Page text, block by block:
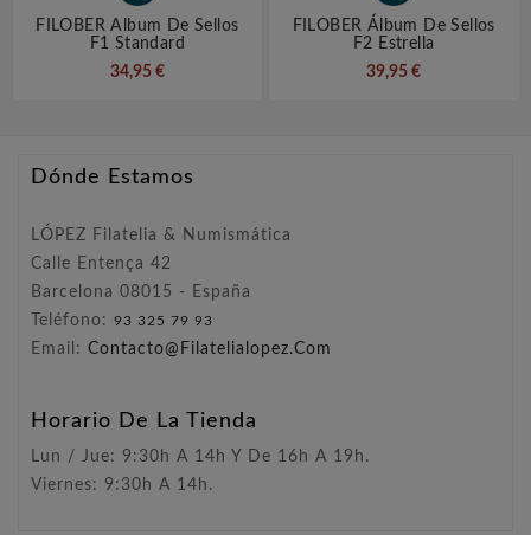
FILOBER Album De Sellos
F1 Standard
34,95 €
FILOBER Álbum De Sellos
F2 Estrella
39,95 €
Dónde Estamos
LÓPEZ Filatelia & Numismática
Calle Entença 42
Barcelona 08015 - España
Teléfono: 93 325 79 93
Email: Contacto@filatelialopez.com
Horario De La Tienda
Lun / Jue: 9:30h A 14h Y De 16h A 19h.
Viernes: 9:30h A 14h.